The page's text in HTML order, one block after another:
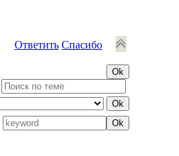
Ответить Спасибо